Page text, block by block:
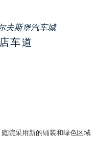
夫斯堡汽车城
车道
院采用新的铺装和绿色区域